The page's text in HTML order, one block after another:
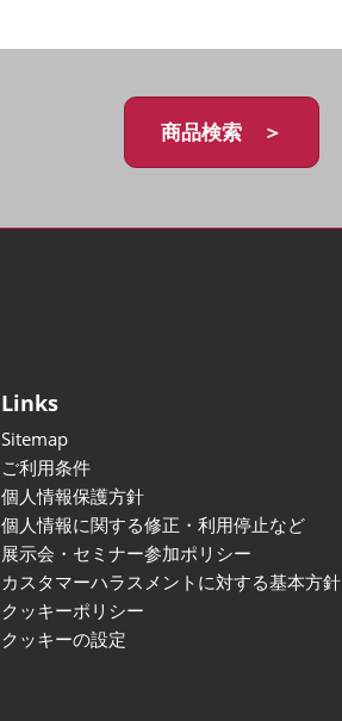
商品検索 ＞
Links
Sitemap
ご利用条件
個人情報保護方針
個人情報に関する修正・利用停止など
展示会・セミナー参加ポリシー
カスタマーハラスメントに対する基本方針
クッキーポリシー
クッキーの設定